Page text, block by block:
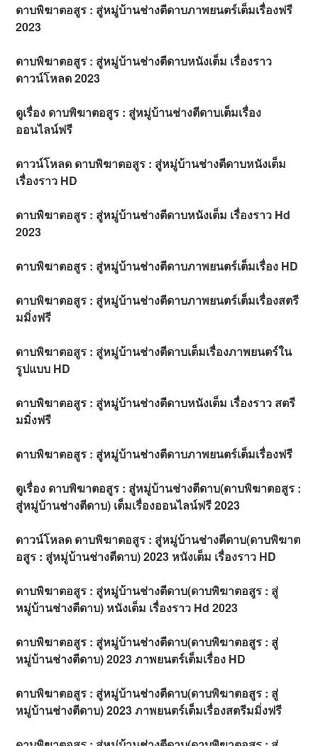
ดาบพิฆาตอสูร : สู่หมู่บ้านช่างตีดาบภาพยนตร์เต็มเรื่องฟรี
2023
ดาบพิฆาตอสูร : สู่หมู่บ้านช่างตีดาบหนังเต็ม เรื่องราว
ดาวน์โหลด 2023
ดูเรื่อง ดาบพิฆาตอสูร : สู่หมู่บ้านช่างตีดาบเต็มเรื่อง
ออนไลน์ฟรี
ดาวน์โหลด ดาบพิฆาตอสูร : สู่หมู่บ้านช่างตีดาบหนังเต็ม
เรื่องราว HD
ดาบพิฆาตอสูร : สู่หมู่บ้านช่างตีดาบหนังเต็ม เรื่องราว Hd
2023
ดาบพิฆาตอสูร : สู่หมู่บ้านช่างตีดาบภาพยนตร์เต็มเรื่อง HD
ดาบพิฆาตอสูร : สู่หมู่บ้านช่างตีดาบภาพยนตร์เต็มเรื่องสตรี
มมิ่งฟรี
ดาบพิฆาตอสูร : สู่หมู่บ้านช่างตีดาบเต็มเรื่องภาพยนตร์ใน
รูปแบบ HD
ดาบพิฆาตอสูร : สู่หมู่บ้านช่างตีดาบหนังเต็ม เรื่องราว สตรี
มมิ่งฟรี
ดาบพิฆาตอสูร : สู่หมู่บ้านช่างตีดาบภาพยนตร์เต็มเรื่องฟรี
ดูเรื่อง ดาบพิฆาตอสูร : สู่หมู่บ้านช่างตีดาบ(ดาบพิฆาตอสูร :
สู่หมู่บ้านช่างตีดาบ) เต็มเรื่องออนไลน์ฟรี 2023
ดาวน์โหลด ดาบพิฆาตอสูร : สู่หมู่บ้านช่างตีดาบ(ดาบพิฆาต
อสูร : สู่หมู่บ้านช่างตีดาบ) 2023 หนังเต็ม เรื่องราว HD
ดาบพิฆาตอสูร : สู่หมู่บ้านช่างตีดาบ(ดาบพิฆาตอสูร : สู่
หมู่บ้านช่างตีดาบ) หนังเต็ม เรื่องราว Hd 2023
ดาบพิฆาตอสูร : สู่หมู่บ้านช่างตีดาบ(ดาบพิฆาตอสูร : สู่
หมู่บ้านช่างตีดาบ) 2023 ภาพยนตร์เต็มเรื่อง HD
ดาบพิฆาตอสูร : สู่หมู่บ้านช่างตีดาบ(ดาบพิฆาตอสูร : สู่
หมู่บ้านช่างตีดาบ) 2023 ภาพยนตร์เต็มเรื่องสตรีมมิ่งฟรี